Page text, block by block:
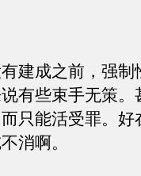
建成之前，强制
有些束手无策。
只能活受罪。好
消啊。